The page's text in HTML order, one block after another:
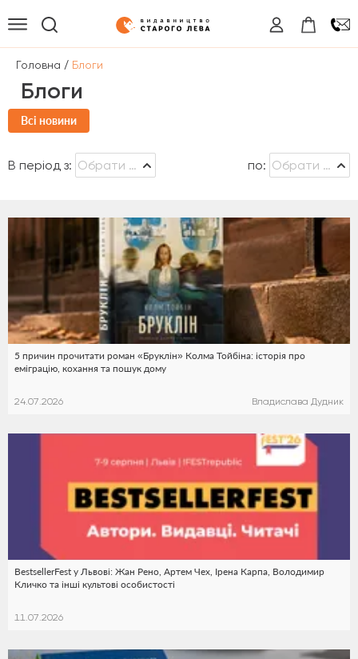
Головна / Блоги
Блоги
Всі новини
В період з: по:
5 причин прочитати роман «Бруклін» Колма Тойбіна: історія про
еміграцію, кохання та пошук дому
24.07.2026 Владислава Дудник
BestsellerFest у Львові: Жан Рено, Артем Чех, Ірена Карпа, Володимир
Кличко та інші культові особистості
11.07.2026